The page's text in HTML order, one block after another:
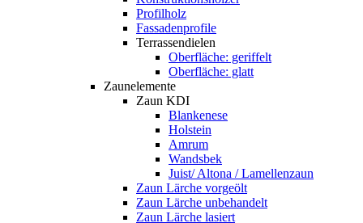
Profilholz
Fassadenprofile
Terrassendielen
Oberfläche: geriffelt
Oberfläche: glatt
Zaunelemente
Zaun KDI
Blankenese
Holstein
Amrum
Wandsbek
Juist/ Altona / Lamellenzaun
Zaun Lärche vorgeölt
Zaun Lärche unbehandelt
Zaun Lärche lasiert